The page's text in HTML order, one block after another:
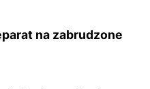
na zabrudzone